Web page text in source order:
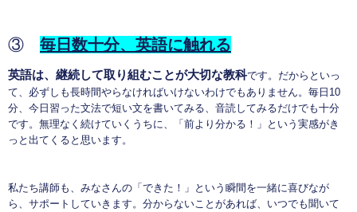
③ 毎日数十分、英語に触れる
英語は、継続して取り組むことが大切な教科です。だからといっ
て、必ずしも長時間やらなければいけないわけでもありません。毎日10
分、今日習った文法で短い文を書いてみる、音読してみるだけでも十分
です。無理なく続けていくうちに、「前より分かる！」という実感がき
っと出てくると思います。
私たち講師も、みなさんの「できた！」という瞬間を一緒に喜びなが
ら、サポートしていきます。分からないことがあれば、いつでも聞いて